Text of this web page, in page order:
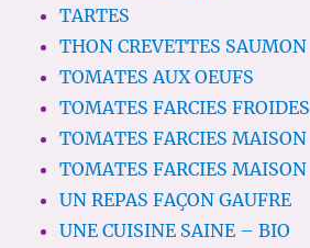
TARTES
THON CREVETTES SAUMON
TOMATES AUX OEUFS
TOMATES FARCIES FROIDES
TOMATES FARCIES MAISON
TOMATES FARCIES MAISON
UN REPAS FAÇON GAUFRE
UNE CUISINE SAINE – BIO